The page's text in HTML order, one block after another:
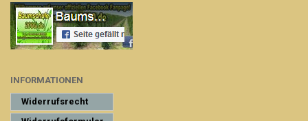
INFORMATIONEN
Widerrufsrecht